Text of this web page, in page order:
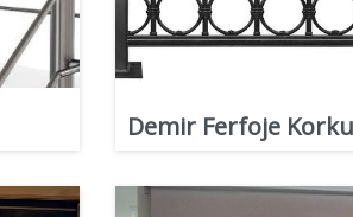
Demir Ferfoje